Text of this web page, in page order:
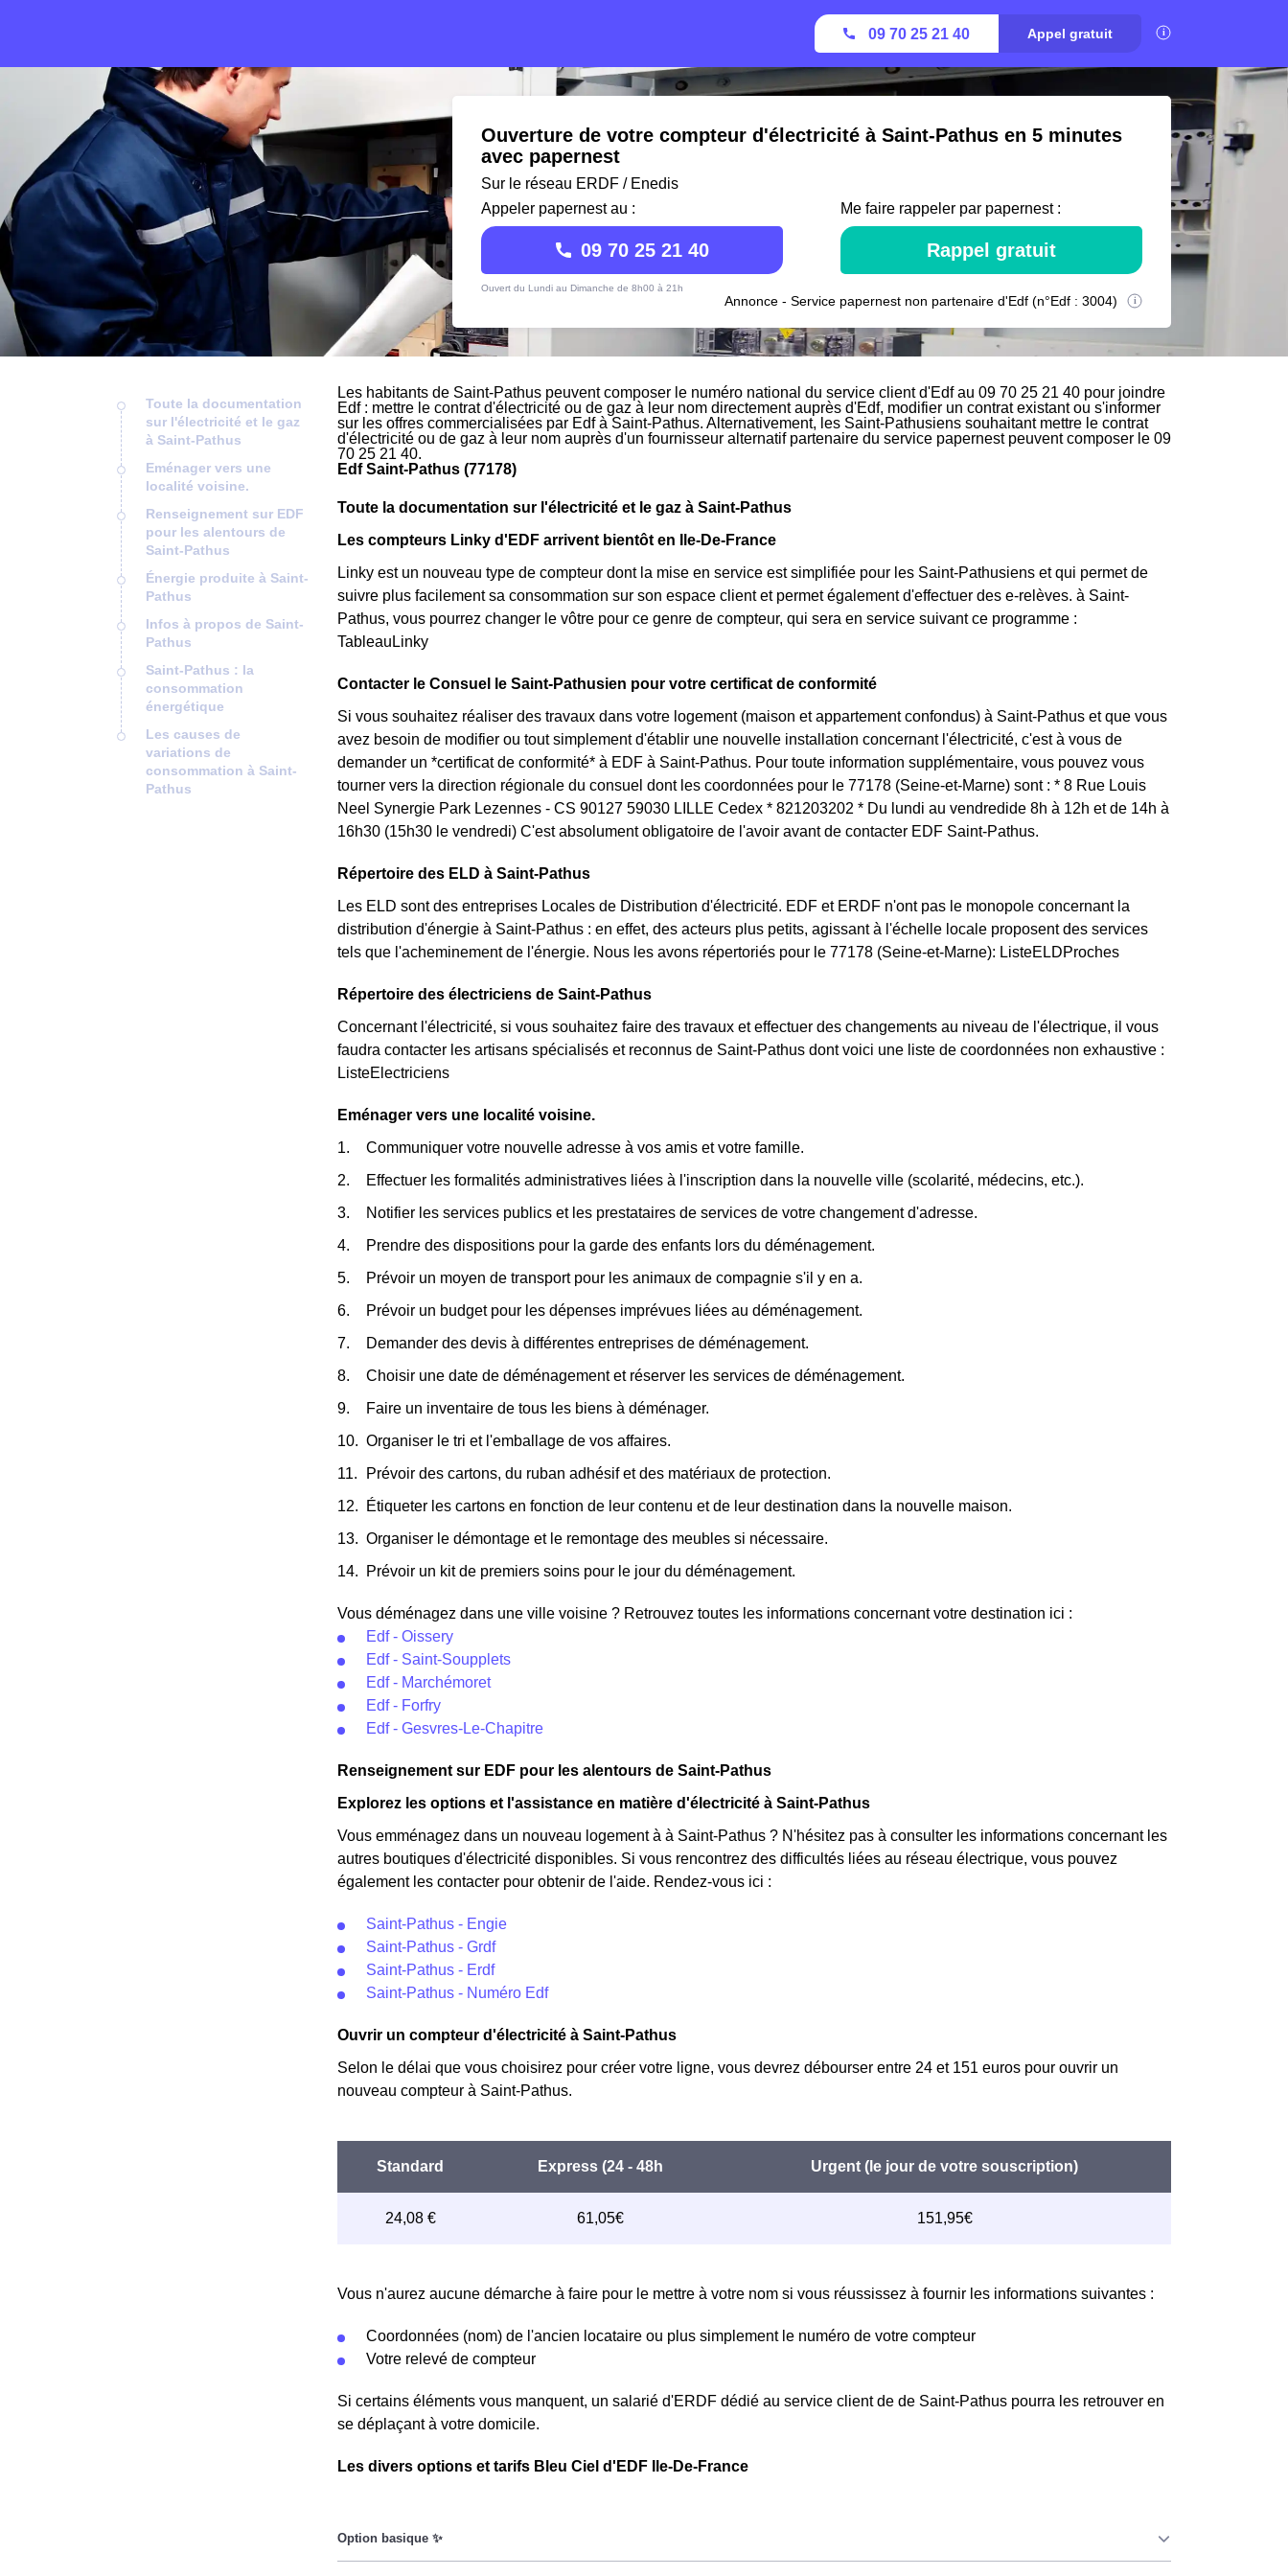
09 70 25 21 40 Appel gratuit
Ouverture de votre compteur d'électricité à Saint-Pathus en 5 minutes
avec papernest
Sur le réseau ERDF / Enedis
Appeler papernest au :
09 70 25 21 40
Ouvert du Lundi au Dimanche de 8h00 à 21h
Me faire rappeler par papernest :
Rappel gratuit
Annonce - Service papernest non partenaire d'Edf (n°Edf : 3004)
Toute la documentation
sur l'électricité et le gaz
à Saint-Pathus
Eménager vers une
localité voisine.
Renseignement sur EDF
pour les alentours de
Saint-Pathus
Énergie produite à Saint-
Pathus
Infos à propos de Saint-
Pathus
Saint-Pathus : la
consommation
énergétique
Les causes de
variations de
consommation à Saint-
Pathus
Les habitants de Saint-Pathus peuvent composer le numéro national du service client d'Edf au 09 70 25 21 40 pour joindre
Edf : mettre le contrat d'électricité ou de gaz à leur nom directement auprès d'Edf, modifier un contrat existant ou s'informer
sur les offres commercialisées par Edf à Saint-Pathus. Alternativement, les Saint-Pathusiens souhaitant mettre le contrat
d'électricité ou de gaz à leur nom auprès d'un fournisseur alternatif partenaire du service papernest peuvent composer le 09
70 25 21 40.
Edf Saint-Pathus (77178)
Toute la documentation sur l'électricité et le gaz à Saint-Pathus
Les compteurs Linky d'EDF arrivent bientôt en Ile-De-France
Linky est un nouveau type de compteur dont la mise en service est simplifiée pour les Saint-Pathusiens et qui permet de
suivre plus facilement sa consommation sur son espace client et permet également d'effectuer des e-relèves. à Saint-
Pathus, vous pourrez changer le vôtre pour ce genre de compteur, qui sera en service suivant ce programme :
TableauLinky
Contacter le Consuel le Saint-Pathusien pour votre certificat de conformité
Si vous souhaitez réaliser des travaux dans votre logement (maison et appartement confondus) à Saint-Pathus et que vous
avez besoin de modifier ou tout simplement d'établir une nouvelle installation concernant l'électricité, c'est à vous de
demander un *certificat de conformité* à EDF à Saint-Pathus. Pour toute information supplémentaire, vous pouvez vous
tourner vers la direction régionale du consuel dont les coordonnées pour le 77178 (Seine-et-Marne) sont : * 8 Rue Louis
Neel Synergie Park Lezennes - CS 90127 59030 LILLE Cedex * 821203202 * Du lundi au vendredide 8h à 12h et de 14h à
16h30 (15h30 le vendredi) C'est absolument obligatoire de l'avoir avant de contacter EDF Saint-Pathus.
Répertoire des ELD à Saint-Pathus
Les ELD sont des entreprises Locales de Distribution d'électricité. EDF et ERDF n'ont pas le monopole concernant la
distribution d'énergie à Saint-Pathus : en effet, des acteurs plus petits, agissant à l'échelle locale proposent des services
tels que l'acheminement de l'énergie. Nous les avons répertoriés pour le 77178 (Seine-et-Marne): ListeELDProches
Répertoire des électriciens de Saint-Pathus
Concernant l'électricité, si vous souhaitez faire des travaux et effectuer des changements au niveau de l'électrique, il vous
faudra contacter les artisans spécialisés et reconnus de Saint-Pathus dont voici une liste de coordonnées non exhaustive :
ListeElectriciens
Eménager vers une localité voisine.
Communiquer votre nouvelle adresse à vos amis et votre famille.
Effectuer les formalités administratives liées à l'inscription dans la nouvelle ville (scolarité, médecins, etc.).
Notifier les services publics et les prestataires de services de votre changement d'adresse.
Prendre des dispositions pour la garde des enfants lors du déménagement.
Prévoir un moyen de transport pour les animaux de compagnie s'il y en a.
Prévoir un budget pour les dépenses imprévues liées au déménagement.
Demander des devis à différentes entreprises de déménagement.
Choisir une date de déménagement et réserver les services de déménagement.
Faire un inventaire de tous les biens à déménager.
Organiser le tri et l'emballage de vos affaires.
Prévoir des cartons, du ruban adhésif et des matériaux de protection.
Étiqueter les cartons en fonction de leur contenu et de leur destination dans la nouvelle maison.
Organiser le démontage et le remontage des meubles si nécessaire.
Prévoir un kit de premiers soins pour le jour du déménagement.
Vous déménagez dans une ville voisine ? Retrouvez toutes les informations concernant votre destination ici :
Edf - Oissery
Edf - Saint-Soupplets
Edf - Marchémoret
Edf - Forfry
Edf - Gesvres-Le-Chapitre
Renseignement sur EDF pour les alentours de Saint-Pathus
Explorez les options et l'assistance en matière d'électricité à Saint-Pathus
Vous emménagez dans un nouveau logement à à Saint-Pathus ? N'hésitez pas à consulter les informations concernant les
autres boutiques d'électricité disponibles. Si vous rencontrez des difficultés liées au réseau électrique, vous pouvez
également les contacter pour obtenir de l'aide. Rendez-vous ici :
Saint-Pathus - Engie
Saint-Pathus - Grdf
Saint-Pathus - Erdf
Saint-Pathus - Numéro Edf
Ouvrir un compteur d'électricité à Saint-Pathus
Selon le délai que vous choisirez pour créer votre ligne, vous devrez débourser entre 24 et 151 euros pour ouvrir un
nouveau compteur à Saint-Pathus.
Vous n'aurez aucune démarche à faire pour le mettre à votre nom si vous réussissez à fournir les informations suivantes :
Coordonnées (nom) de l'ancien locataire ou plus simplement le numéro de votre compteur
Votre relevé de compteur
Si certains éléments vous manquent, un salarié d'ERDF dédié au service client de de Saint-Pathus pourra les retrouver en
se déplaçant à votre domicile.
Les divers options et tarifs Bleu Ciel d'EDF Ile-De-France